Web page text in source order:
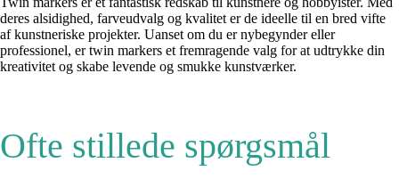
deres alsidighed, farveudvalg og kvalitet er de ideelle til en bred vifte
af kunstneriske projekter. Uanset om du er nybegynder eller
professionel, er twin markers et fremragende valg for at udtrykke din
kreativitet og skabe levende og smukke kunstværker.
Ofte stillede spørgsmål